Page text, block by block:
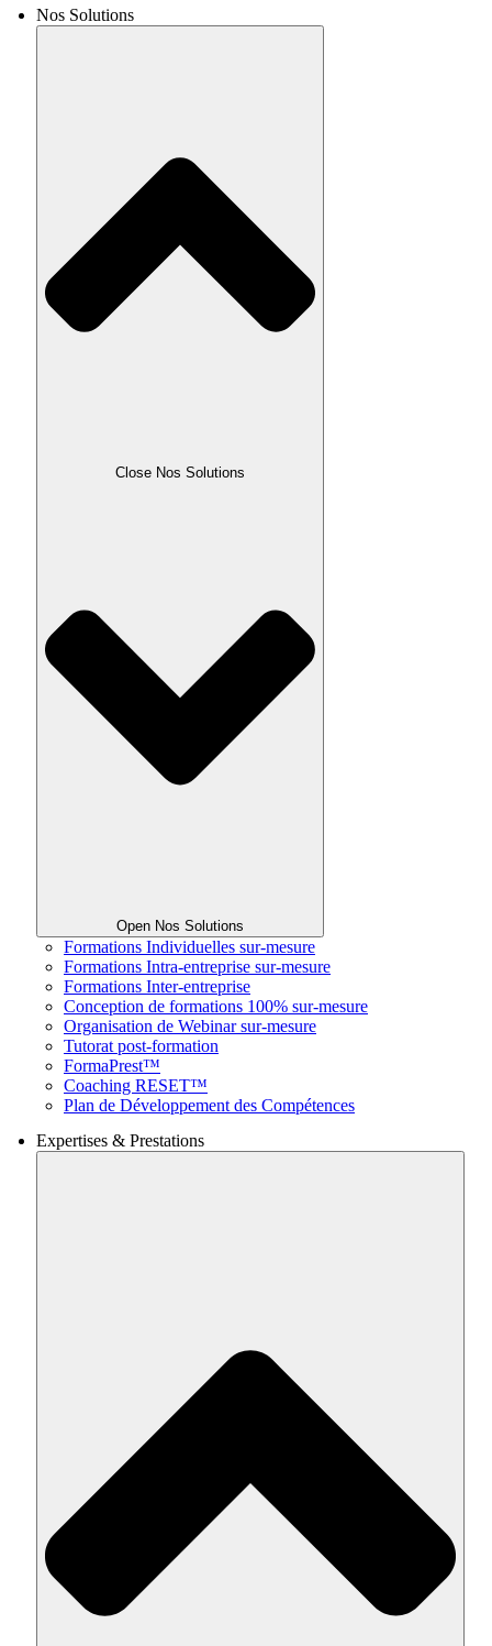
Nos Solutions
Close Nos Solutions
Open Nos Solutions
Formations Individuelles sur-mesure
Formations Intra-entreprise sur-mesure
Formations Inter-entreprise
Conception de formations 100% sur-mesure
Organisation de Webinar sur-mesure
Tutorat post-formation
FormaPrest™
Coaching RESET™
Plan de Développement des Compétences
Expertises & Prestations